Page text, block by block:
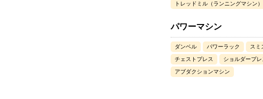
トレッドミル（ランニングマシン）
パワーマシン
ダンベル パワーラック スミ
チェストプレス ショルダープレ
アブダクションマシン